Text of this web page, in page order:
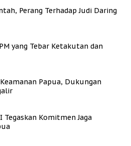
Perang Terhadap Judi Daring
yang Tebar Ketakutan dan
Papua, Dukungan
Tegaskan Komitmen Jaga